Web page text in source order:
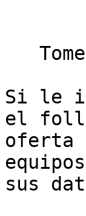
Si le
el
oferta
sus